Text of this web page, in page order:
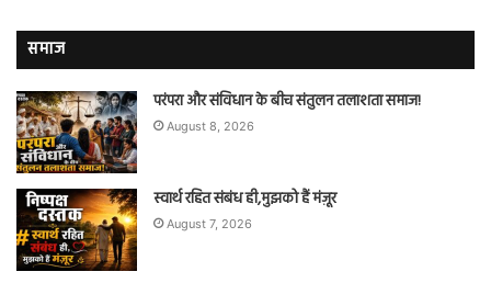
समाज
परंपरा और संविधान के बीच संतुलन तलाशता समाज!
August 8, 2026
स्वार्थ रहित संबंध ही,मुझको हैं मंज़ूर
August 7, 2026